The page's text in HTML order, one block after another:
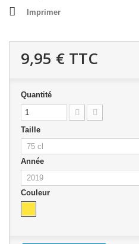
Imprimer
9,95 € TTC
Quantité
Taille
Année
Couleur